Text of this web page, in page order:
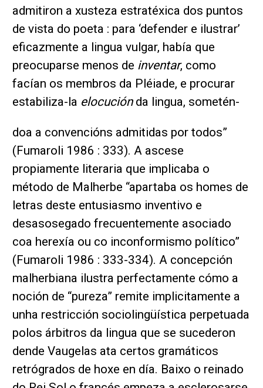
admitiron a xusteza estratéxica dos puntos
de vista do poeta : para ‘defender e ilustrar’
eficazmente a lingua vulgar, había que
preocuparse menos de inventar, como
facían os membros da Pléiade, e procurar
estabiliza-la elocuciónda lingua, sometén-
doa a convencións admitidas por todos”
(Fumaroli 1986 : 333). A ascese
propiamente literaria que implicaba o
método de Malherbe “apartaba os homes de
letras deste entusiasmo inventivo e
desasosegado frecuentemente asociado
coa herexía ou co inconformismo político”
(Fumaroli 1986 : 333-334). A concepción
malherbiana ilustra perfectamente cómo a
noción de “pureza” remite implicitamente a
unha restricción sociolingüística perpetuada
polos árbitros da lingua que se sucederon
dende Vaugelas ata certos gramáticos
retrógrados de hoxe en día. Baixo o reinado